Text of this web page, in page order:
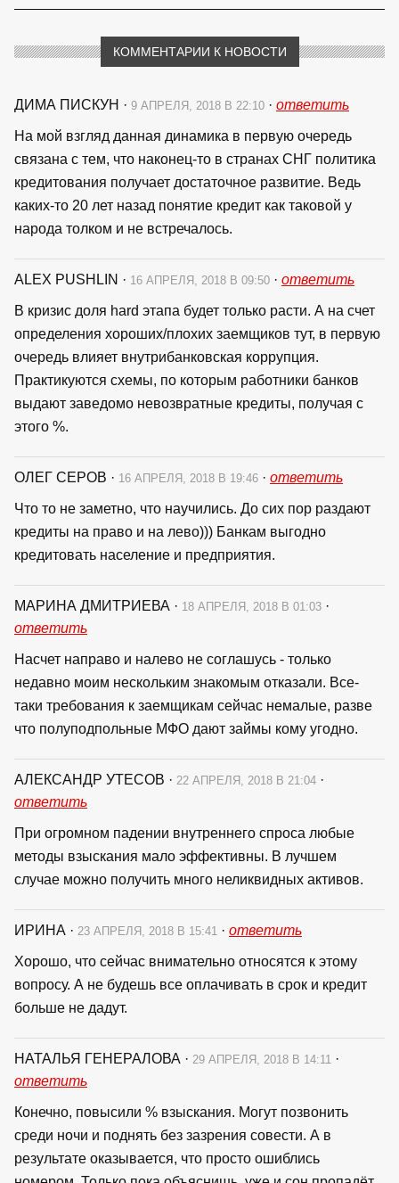
КОММЕНТАРИИ К НОВОСТИ
ДИМА ПИСКУН · 9 АПРЕЛЯ, 2018 В 22:10 · ответить
На мой взгляд данная динамика в первую очередь
связана с тем, что наконец-то в странах СНГ политика
кредитования получает достаточное развитие. Ведь
каких-то 20 лет назад понятие кредит как таковой у
народа толком и не встречалось.
ALEX PUSHLIN · 16 АПРЕЛЯ, 2018 В 09:50 · ответить
В кризис доля hard этапа будет только расти. А на счет
определения хороших/плохих заемщиков тут, в первую
очередь влияет внутрибанковская коррупция.
Практикуются схемы, по которым работники банков
выдают заведомо невозвратные кредиты, получая с
этого %.
ОЛЕГ СЕРОВ · 16 АПРЕЛЯ, 2018 В 19:46 · ответить
Что то не заметно, что научились. До сих пор раздают
кредиты на право и на лево))) Банкам выгодно
кредитовать население и предприятия.
МАРИНА ДМИТРИЕВА · 18 АПРЕЛЯ, 2018 В 01:03 ·
ответить
Насчет направо и налево не соглашусь - только
недавно моим нескольким знакомым отказали. Все-
таки требования к заемщикам сейчас немалые, разве
что полуподпольные МФО дают займы кому угодно.
АЛЕКСАНДР УТЕСОВ · 22 АПРЕЛЯ, 2018 В 21:04 ·
ответить
При огромном падении внутреннего спроса любые
методы взыскания мало эффективны. В лучшем
случае можно получить много неликвидных активов.
ИРИНА · 23 АПРЕЛЯ, 2018 В 15:41 · ответить
Хорошо, что сейчас внимательно относятся к этому
вопросу. А не будешь все оплачивать в срок и кредит
больше не дадут.
НАТАЛЬЯ ГЕНЕРАЛОВА · 29 АПРЕЛЯ, 2018 В 14:11
·
ответить
Конечно, повысили % взыскания. Могут позвонить
среди ночи и поднять без зазрения совести. А в
результате оказывается, что просто ошиблись